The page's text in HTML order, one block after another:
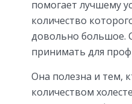
помогает лучшему
количество
довольно большое.
принимать для
Она полезна и тем,
количеством